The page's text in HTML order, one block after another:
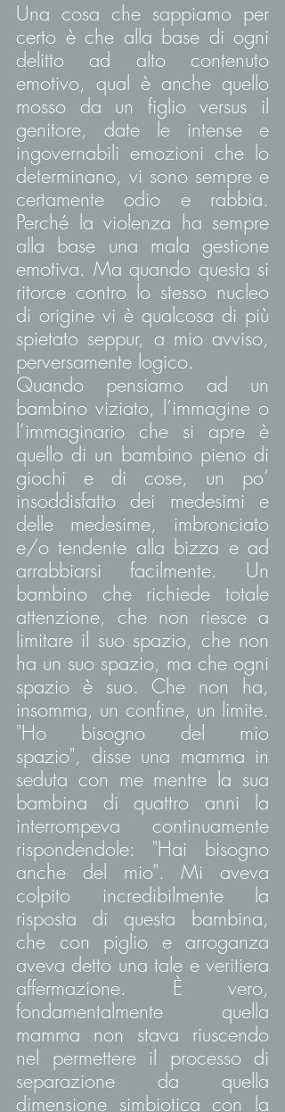
Una cosa che sappiamo per
certo è che alla base di ogni
delitto ad alto contenuto
emotivo, qual è anche quello
mosso da un figlio versus il
genitore, date le intense e
ingovernabili emozioni che lo
determinano, vi sono sempre e
certamente odio e rabbia.
Perché la violenza ha sempre
alla base una mala gestione
emotiva. Ma quando questa si
ritorce contro lo stesso nucleo
di origine vi è qualcosa di più
spietato seppur, a mio avviso,
perversamente logico.
Quando pensiamo ad un
bambino viziato, l’immagine o
l’immaginario che si apre è
quello di un bambino pieno di
giochi e di cose, un po’
insoddisfatto dei medesimi e
delle medesime, imbronciato
e/o tendente alla bizza e ad
arrabbiarsi facilmente. Un
bambino che richiede totale
attenzione, che non riesce a
limitare il suo spazio, che non
ha un suo spazio, ma che ogni
spazio è suo. Che non ha,
insomma, un confine, un limite.
"Ho bisogno del mio
spazio", disse una mamma in
seduta con me mentre la sua
bambina di quattro anni la
interrompeva continuamente
rispondendole: "Hai bisogno
anche del mio". Mi aveva
colpito incredibilmente la
risposta di questa bambina,
che con piglio e arroganza
aveva detto una tale e veritiera
affermazione. È vero,
fondamentalmente quella
mamma non stava riuscendo
nel permettere il processo di
separazione da quella
dimensione simbiotica con la